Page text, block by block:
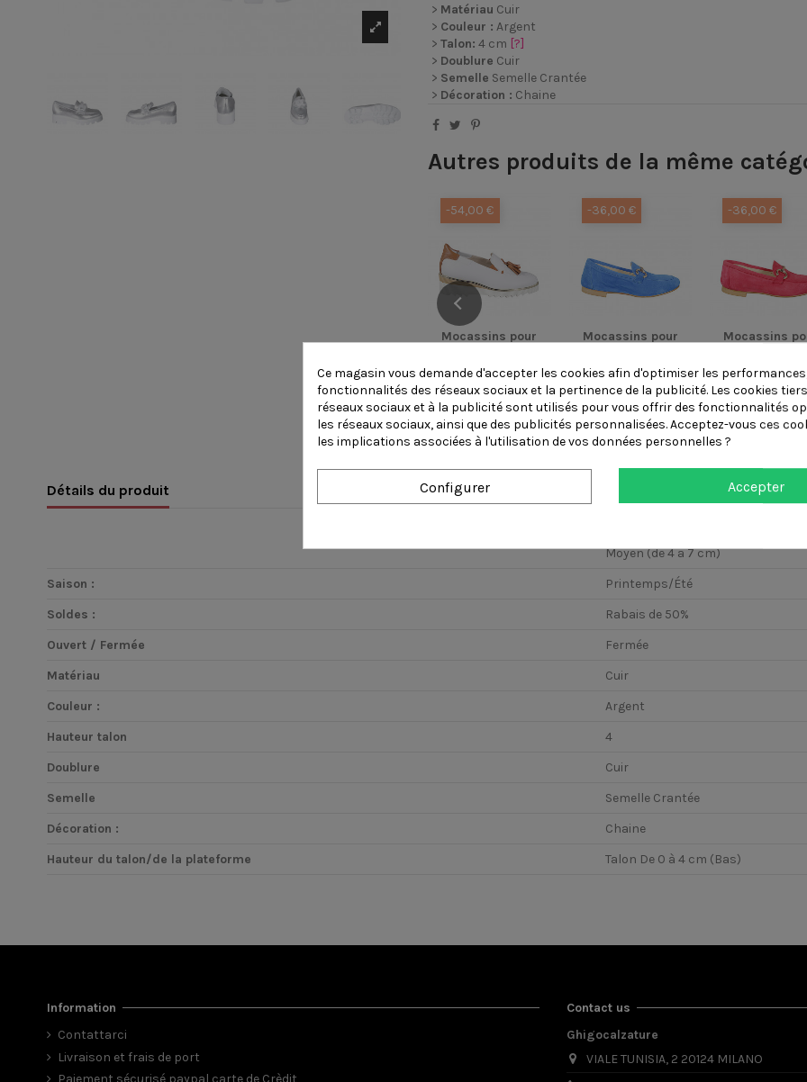
> Matériau Cuir
> Couleur : Argent
>Talon: 4 cm [?]
> Doublure Cuir
> Semelle Semelle Crantée
> Décoration : Chaine
Autres produits de la même
Mocassins pour
talon compensé,...
-54,00 €
Mocassins pour
bride dorée en...
-36,00 €
Mocassins
bride dorée
-36,00 €
Détails du produit
Moyen (de 4 a 7 cm)
Saison :
Printemps/Été
Soldes :
Rabais de 50%
Ouvert / Fermée
Fermée
Matériau
Cuir
Couleur :
Argent
Hauteur talon
4
Doublure
Cuir
Semelle
Semelle Crantée
Décoration :
Chaine
Hauteur du talon/de la plateforme
Talon De 0 à 4 cm (Bas)
Information
Contattarci
Livraison et frais de port
Contact us
Ghigocalzature
VIALE TUNISIA, 2 20124 MILANO
Ce magasin vous demande d'accepter les cookies afin d'optimiser les
fonctionnalités des réseaux sociaux et la pertinence de la publicité. Les cookies
réseaux sociaux et à la publicité sont utilisés pour vous offrir des fonctionnalités
les réseaux sociaux, ainsi que des publicités personnalisées. Acceptez-vous ces
les implications associées à l'utilisation de vos données personnelles ?
Accepter
Configurer